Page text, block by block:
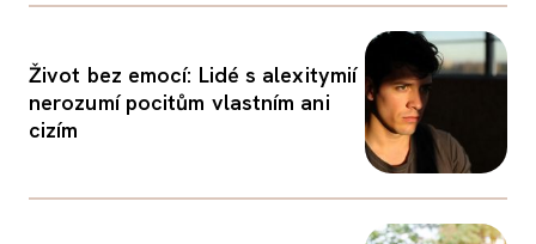
Život bez emocí: Lidé s alexitymií
nerozumí pocitům vlastním ani
cizím